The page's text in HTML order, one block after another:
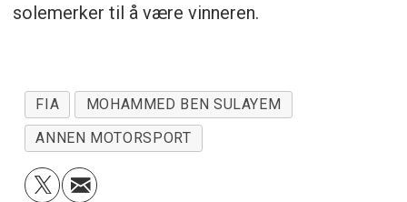
solemerker til å være vinneren.
FIA
MOHAMMED BEN SULAYEM
ANNEN MOTORSPORT